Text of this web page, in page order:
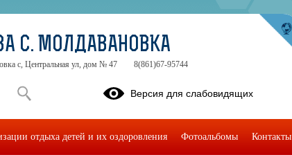
С. МОЛДАВАНОВКА
с, Центральная ул, дом № 47 8(861)67-95744
Версия для слабовидящих
отдыха детей и их оздоровления Фотоальбомы Контакты